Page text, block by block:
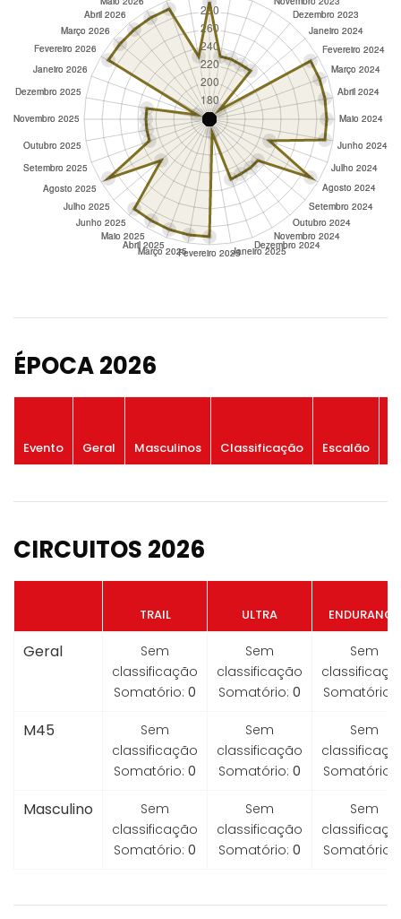
ÉPOCA 2026
Evento Geral Masculinos Classificação Escalão
CIRCUITOS 2026
TRAIL ULTRA ENDURANCE
Geral
Sem
classificação
Somatório: 0
Sem
classificação
Somatório: 0
Sem
Somatório:
M45
Sem
classificação
Somatório: 0
Sem
classificação
Somatório: 0
Sem
Somatório:
Masculino
Sem
classificação
Somatório: 0
Sem
classificação
Somatório: 0
Sem
Somatório: